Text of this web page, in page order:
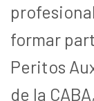
formar
Peritos
de la